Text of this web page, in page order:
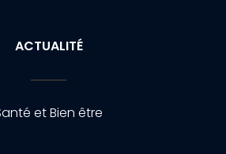
ACTUALITÉ
et Bien être